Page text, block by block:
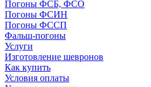
Погоны ФСБ, ФСО
Погоны ФСИН
Погоны ФССП
Фальш-погоны
Услуги
Изготовление шевронов
Как купить
Условия оплаты